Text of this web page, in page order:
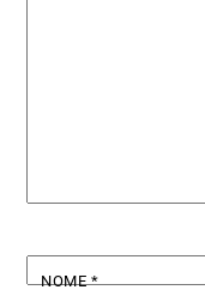
NOME*